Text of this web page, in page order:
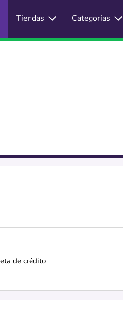
Tiendas Categorías
de crédito